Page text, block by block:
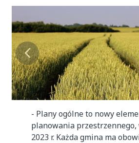
- Plany ogólne to nowy
planowania
2023 r. Każda gmina ma